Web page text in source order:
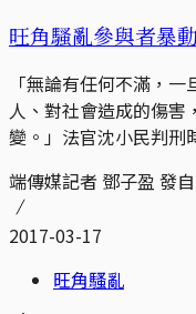
旺角騷亂參與者暴
「無論有任何不滿，
人、對社會造成的傷
變。」法官沈小民判刑
端傳媒記者 鄧子盈 發
2017-03-17
旺角騷亂